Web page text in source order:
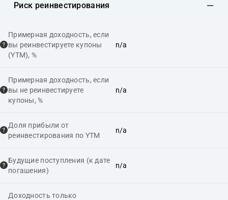
Риск реинвестирования
Примерная доходность, если
вы реинвестируете купоны
(YTM), %
n/a
Примерная доходность, если
вы не реинвестируете
купоны, %
n/a
Доля прибыли от
реинвестирования по YTM
n/a
Будущие поступления (к дате
погашения)
n/a
Доходность только